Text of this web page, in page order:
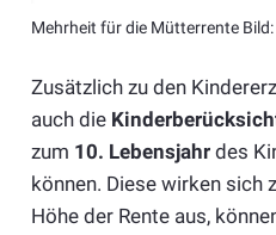
Mehrheit für die Mütterrente
Zusätzlich zu den
auch die
zum 10. Lebensjahrdes
können. Diese wirken sich
Höhe der Rente aus,